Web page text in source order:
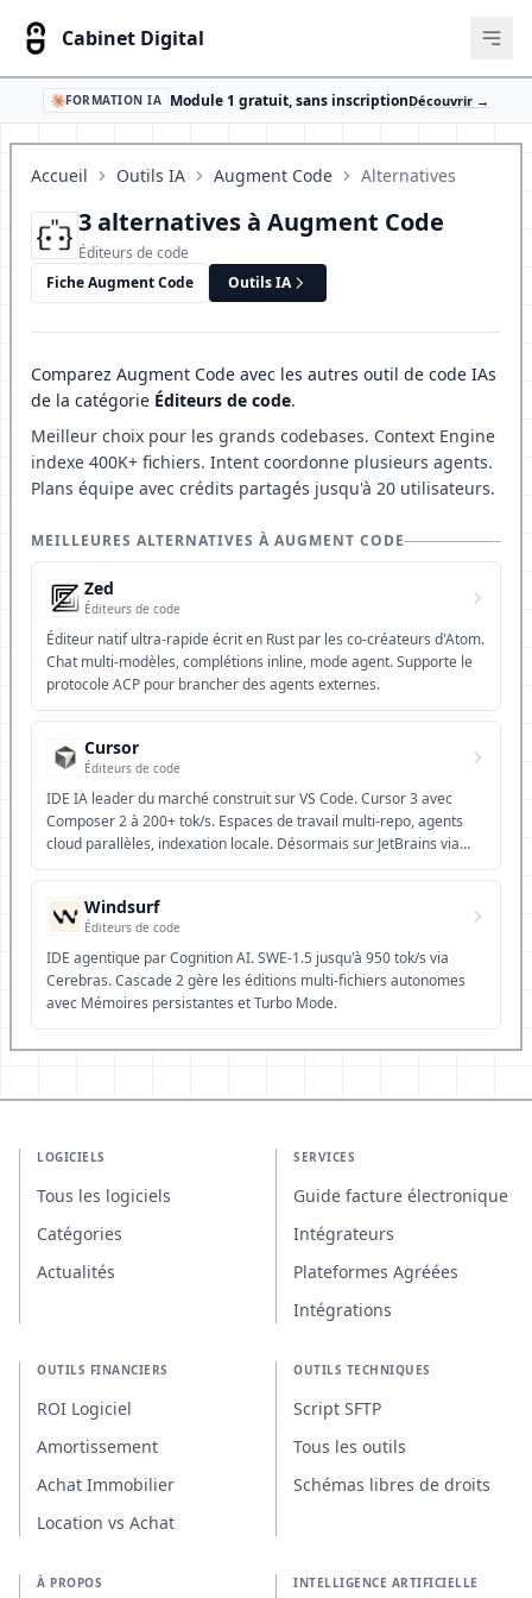
Cabinet Digital
FORMATION IA Module 1 gratuit, sans inscriptionDécouvrir →
Accueil Outils IA Augment Code Alternatives
3 alternatives à Augment Code
Éditeurs de code
Fiche Augment Code
Outils IA
Comparez Augment Code avec les autres outil de code IAs
de la catégorie Éditeurs de code.
Meilleur choix pour les grands codebases. Context Engine
indexe 400K+ fichiers. Intent coordonne plusieurs agents.
Plans équipe avec crédits partagés jusqu'à 20 utilisateurs.
MEILLEURES ALTERNATIVES À AUGMENT CODE
Zed
Éditeurs de code
Éditeur natif ultra-rapide écrit en Rust par les co-créateurs d'Atom.
Chat multi-modèles, complétions inline, mode agent. Supporte le
protocole ACP pour brancher des agents externes.
Cursor
Éditeurs de code
IDE IA leader du marché construit sur VS Code. Cursor 3 avec
Composer 2 à 200+ tok/s. Espaces de travail multi-repo, agents
cloud parallèles, indexation locale. Désormais sur JetBrains via
ACP. Tier gratuit Hobby disponible.
Windsurf
Éditeurs de code
IDE agentique par Cognition AI. SWE-1.5 jusqu'à 950 tok/s via
Cerebras. Cascade 2 gère les éditions multi-fichiers autonomes
avec Mémoires persistantes et Turbo Mode.
LOGICIELS
Tous les logiciels
Catégories
Actualités
SERVICES
Guide facture électronique
Intégrateurs
Plateformes Agréées
Intégrations
OUTILS FINANCIERS
ROI Logiciel
Amortissement
Achat Immobilier
Location vs Achat
OUTILS TECHNIQUES
Script SFTP
Tous les outils
Schémas libres de droits
À PROPOS INTELLIGENCE ARTIFICIELLE